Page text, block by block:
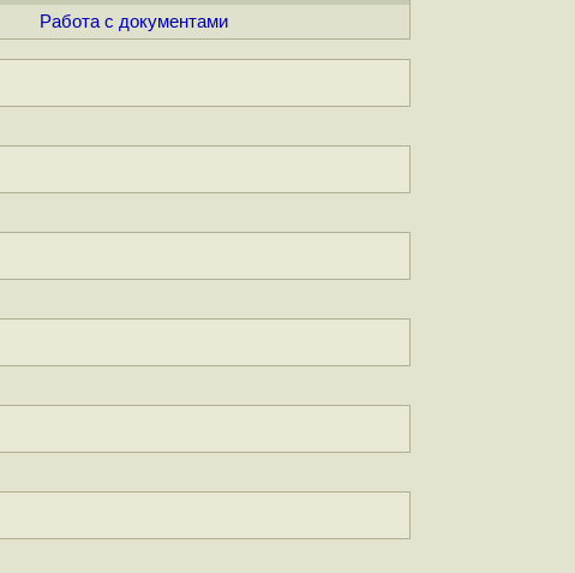
Работа с документами